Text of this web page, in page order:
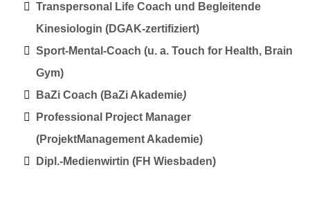
Transpersonal Life Coach und Begleitende
Kinesiologin (DGAK-zertifiziert)
Sport-Mental-Coach (u. a. Touch for Health, Brain
Gym)
BaZi Coach (BaZi Akademie)
Professional Project Manager
(ProjektManagement Akademie)
Dipl.-Medienwirtin (FH Wiesbaden)